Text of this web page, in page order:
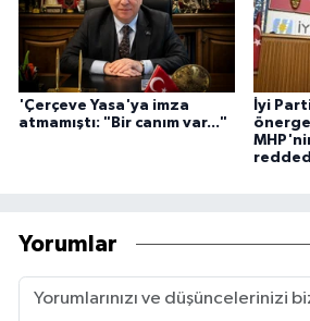
'Çerçeve Yasa'ya imza
atmamıştı: "Bir canım var..."
İyi
Yorumlar